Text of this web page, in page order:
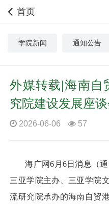
首页
学院新闻 通知公告
外媒转载|海南自
究院建设发展座
2026-06-06 57
海广网6月6日消息（通
三亚学院主办、三亚学院
流研究院承办的海南自贸